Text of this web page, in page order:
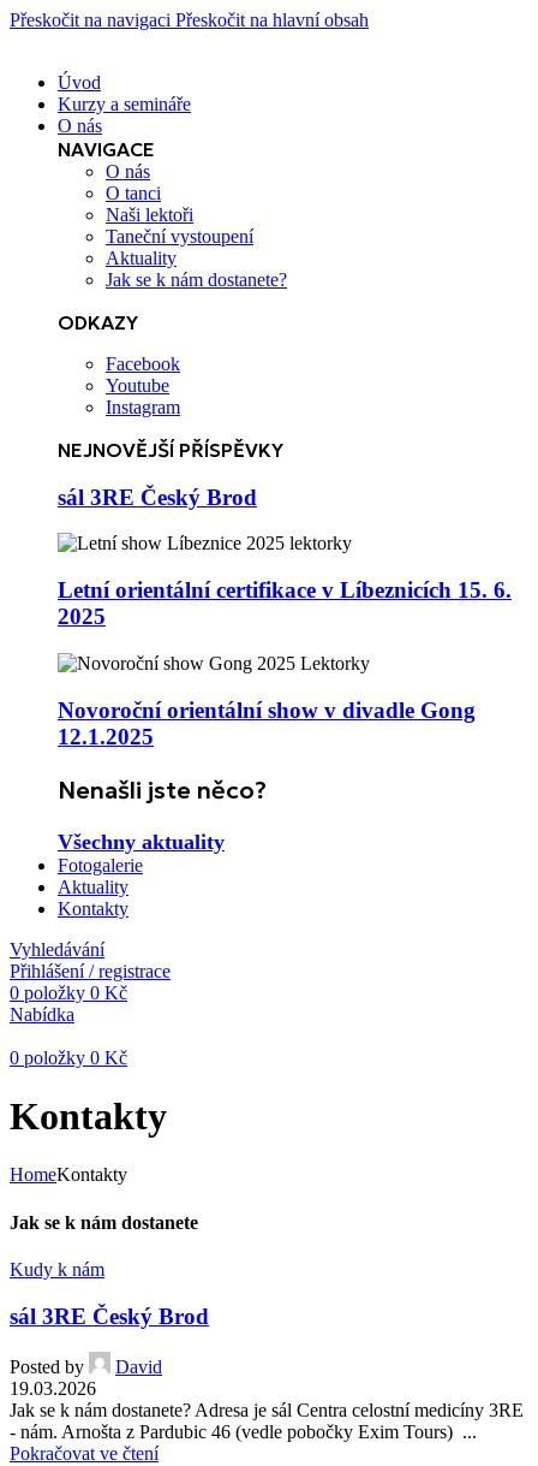
Přeskočit na navigaci Přeskočit na hlavní obsah
Úvod
Kurzy a semináře
O nás
NAVIGACE
O nás
O tanci
Naši lektoři
Taneční vystoupení
Aktuality
Jak se k nám dostanete?
ODKAZY
Facebook
Youtube
Instagram
NEJNOVĚJŠÍ PŘÍSPĚVKY
sál 3RE Český Brod
Letní orientální certifikace v Líbeznicích 15. 6.
2025
Novoroční orientální show v divadle Gong
12.1.2025
Nenašli jste něco?
Všechny aktuality
Fotogalerie
Aktuality
Kontakty
Vyhledávání
Přihlášení / registrace
0 položky 0 Kč
Nabídka
0 položky 0 Kč
Kontakty
HomeKontakty
Jak se k nám dostanete
Kudy k nám
sál 3RE Český Brod
Posted by
David
19.03.2026
Jak se k nám dostanete? Adresa je sál Centra celostní medicíny 3RE
- nám. Arnošta z Pardubic 46 (vedle pobočky Exim Tours) ...
Pokračovat ve čtení